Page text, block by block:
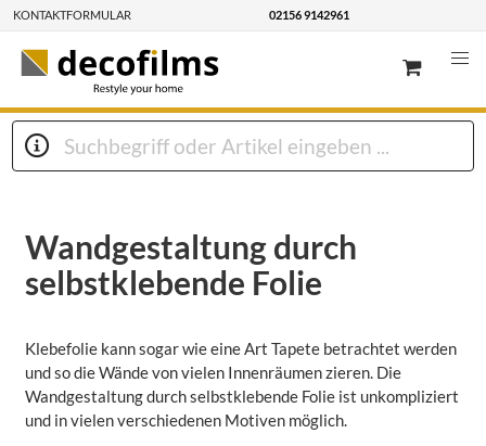
KONTAKTFORMULAR 02156 9142961
Wandgestaltung durch
selbstklebende Folie
Klebefolie kann sogar wie eine Art Tapete betrachtet werden
und so die Wände von vielen Innenräumen zieren. Die
Wandgestaltung durch selbstklebende Folie ist unkompliziert
und in vielen verschiedenen Motiven möglich.